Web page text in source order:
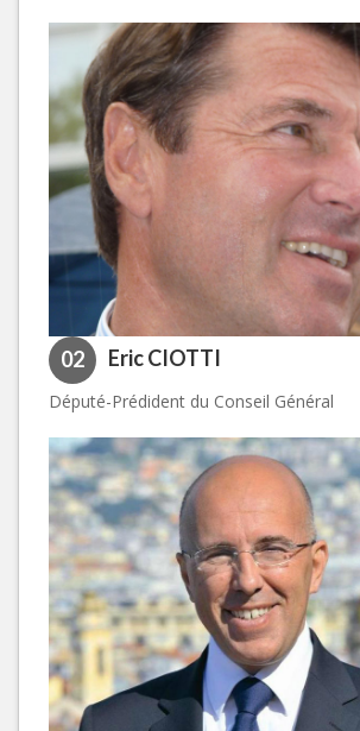
02 Eric CIOTTI
Député-Prédident du Conseil Général